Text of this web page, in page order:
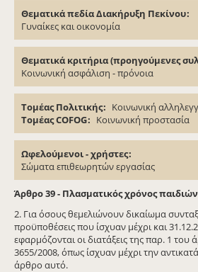
Θεματικά πεδία Διακήρυξη Πεκίνου
Γυναίκες και οικονομία
Θεματικά κριτήρια (προηγούμενες
Κοινωνική ασφάλιση - πρόνοια
Τομέας Πολιτικής
Κοινωνική
Τομέας COFOG
Κοινωνική προστασία
Ωφελούμενοι - χρήστες
Σώματα επιθεωρητών εργασίας
Άρθρο 39 - Πλασματικός χρόνος παιδιών
2. Για όσους θεμελιώνουν δικαίωμα
προϋποθέσεις που ίσχυαν μέχρι και
εφαρμόζονται οι διατάξεις της παρ. 1 του
3655/2008, όπως ίσχυαν μέχρι την
άρθρο αυτό.